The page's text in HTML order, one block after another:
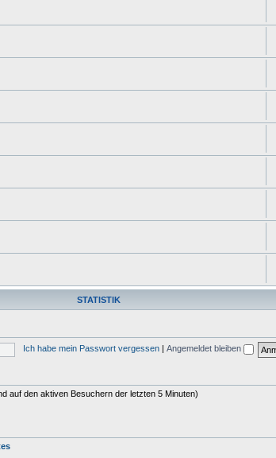
STATISTIK
Ich habe mein Passwort vergessen Angemeldet bleiben
auf den aktiven Besuchern der letzten 5 Minuten)